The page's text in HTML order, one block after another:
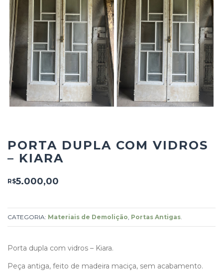
PORTA DUPLA COM VIDROS
– KIARA
R$5.000,00
CATEGORIA: Materiais de Demolição Portas Antigas
Porta dupla com vidros – Kiara.
Peça antiga, feito de madeira maciça, sem acabamento.